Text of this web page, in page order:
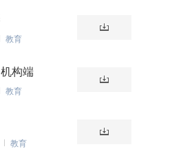
教育
构端
教育
教育